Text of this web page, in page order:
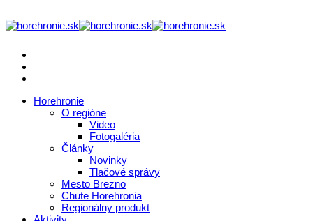
Horehronie
O regióne
Video
Fotogaléria
Články
Novinky
Tlačové správy
Mesto Brezno
Chute Horehronia
Regionálny produkt